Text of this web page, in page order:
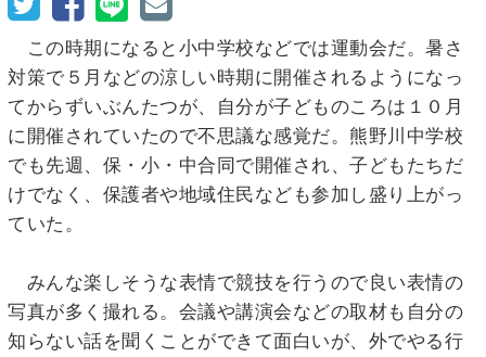
この時期になると小中学校などでは運動会だ。暑さ
対策で５月などの涼しい時期に開催されるようになっ
てからずいぶんたつが、自分が子どものころは１０月
に開催されていたので不思議な感覚だ。熊野川中学校
でも先週、保・小・中合同で開催され、子どもたちだ
けでなく、保護者や地域住民なども参加し盛り上がっ
ていた。
みんな楽しそうな表情で競技を行うので良い表情の
写真が多く撮れる。会議や講演会などの取材も自分の
知らない話を聞くことができて面白いが、外でやる行